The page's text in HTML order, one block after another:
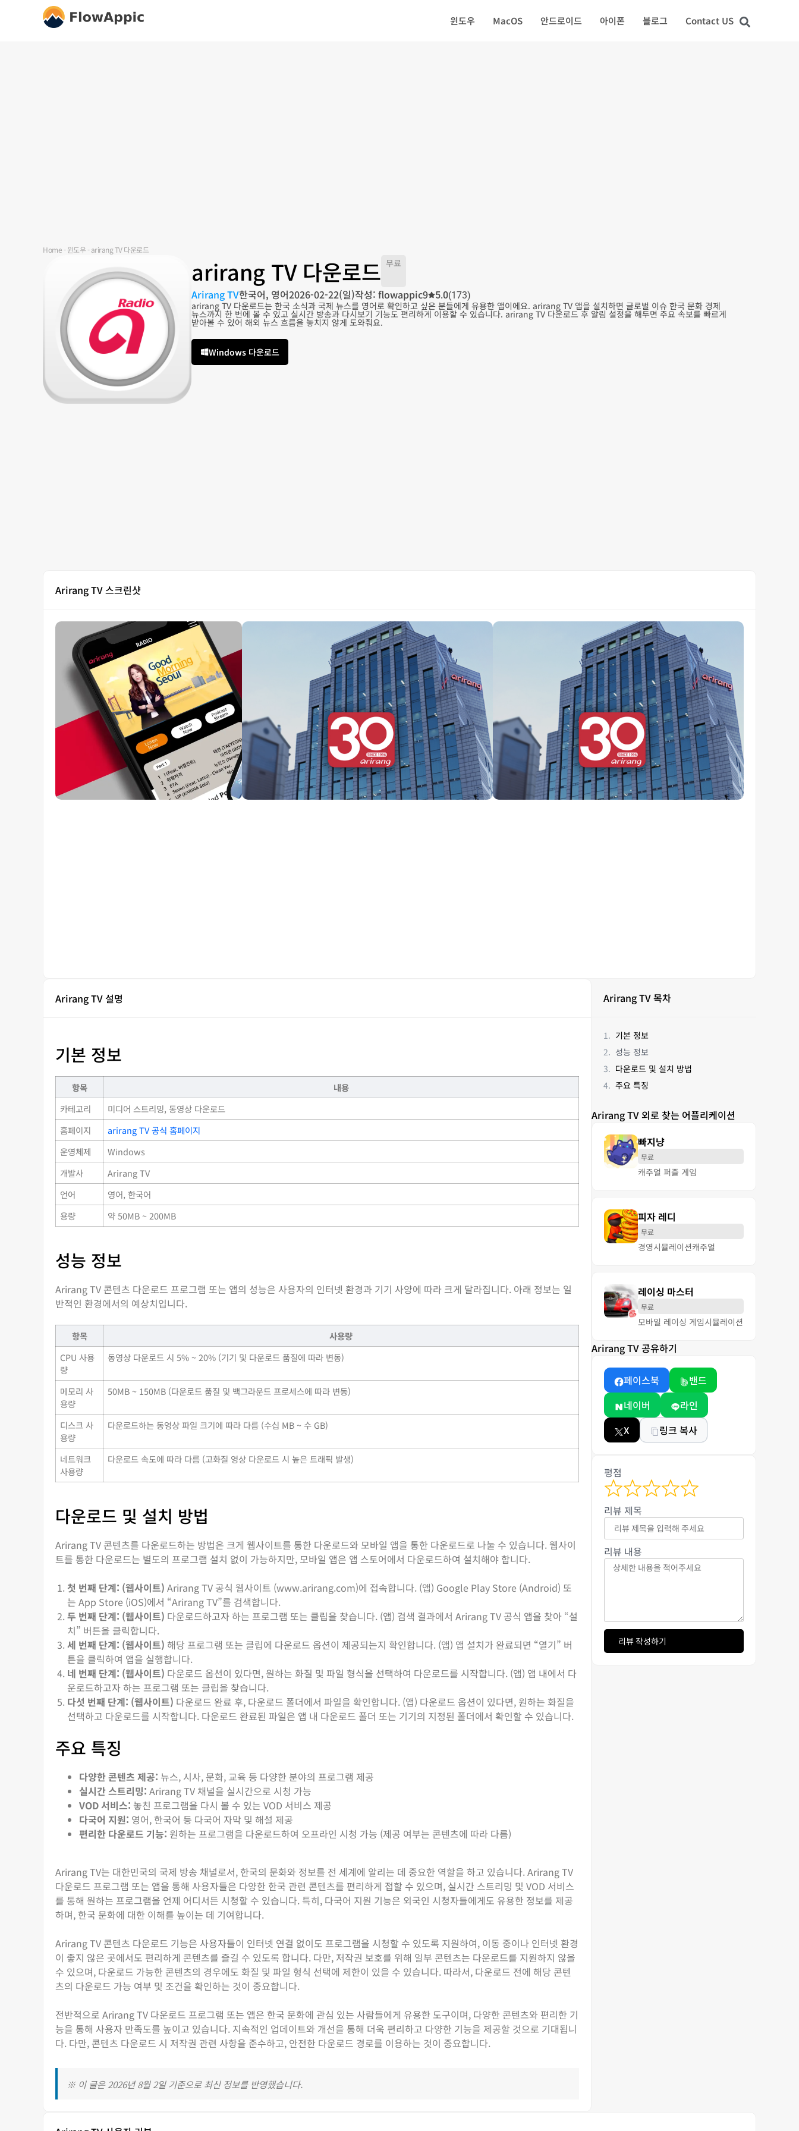
윈도우 MacOS 안드로이드 아이폰 블로그 Contact US
Home-윈도우-arirang TV 다운로드
arirang TV 다운로드 무료
Arirang TV한국어, 영어2026-02-22(일)작성: flowappic9 5.0(173)
arirang TV 다운로드는 한국 소식과 국제 뉴스를 영어로 확인하고 싶은 분들에게 유용한 앱이에요. arirang TV 앱을 설치하면 글로벌 이슈 한국 문화 경제
뉴스까지 한 번에 볼 수 있고 실시간 방송과 다시보기 기능도 편리하게 이용할 수 있습니다. arirang TV 다운로드 후 알림 설정을 해두면 주요 속보를 빠르게
받아볼 수 있어 해외 뉴스 흐름을 놓치지 않게 도와줘요.
Windows 다운로드
Arirang TV 스크린샷
Arirang TV 설명
기본 정보
항목
내용
카테고리
미디어 스트리밍, 동영상 다운로드
홈페이지
arirang TV 공식 홈페이지
운영체제
Windows
개발사
Arirang TV
언어
영어, 한국어
용량
약 50MB ~ 200MB
성능 정보
Arirang TV 콘텐츠 다운로드 프로그램 또는 앱의 성능은 사용자의 인터넷 환경과 기기 사양에 따라 크게 달라집니다. 아래 정보는 일
반적인 환경에서의 예상치입니다.
항목
사용량
CPU 사용
량
동영상 다운로드 시 5% ~ 20% (기기 및 다운로드 품질에 따라 변동)
메모리 사
용량
50MB ~ 150MB (다운로드 품질 및 백그라운드 프로세스에 따라 변동)
디스크 사
용량
다운로드하는 동영상 파일 크기에 따라 다름 (수십 MB ~ 수 GB)
네트워크
사용량
다운로드 속도에 따라 다름 (고화질 영상 다운로드 시 높은 트래픽 발생)
다운로드 및 설치 방법
Arirang TV 콘텐츠를 다운로드하는 방법은 크게 웹사이트를 통한 다운로드와 모바일 앱을 통한 다운로드로 나눌 수 있습니다. 웹사이
트를 통한 다운로드는 별도의 프로그램 설치 없이 가능하지만, 모바일 앱은 앱 스토어에서 다운로드하여 설치해야 합니다.
첫 번째 단계: (웹사이트) Arirang TV 공식 웹사이트 (www.arirang.com)에 접속합니다. (앱) Google Play Store (Android) 또
는 App Store (iOS)에서 “Arirang TV”를 검색합니다.
두 번째 단계: (웹사이트) 다운로드하고자 하는 프로그램 또는 클립을 찾습니다. (앱) 검색 결과에서 Arirang TV 공식 앱을 찾아 “설
치” 버튼을 클릭합니다.
세 번째 단계: (웹사이트) 해당 프로그램 또는 클립에 다운로드 옵션이 제공되는지 확인합니다. (앱) 앱 설치가 완료되면 “열기” 버
튼을 클릭하여 앱을 실행합니다.
네 번째 단계: (웹사이트) 다운로드 옵션이 있다면, 원하는 화질 및 파일 형식을 선택하여 다운로드를 시작합니다. (앱) 앱 내에서 다
운로드하고자 하는 프로그램 또는 클립을 찾습니다.
다섯 번째 단계: (웹사이트) 다운로드 완료 후, 다운로드 폴더에서 파일을 확인합니다. (앱) 다운로드 옵션이 있다면, 원하는 화질을
선택하고 다운로드를 시작합니다. 다운로드 완료된 파일은 앱 내 다운로드 폴더 또는 기기의 지정된 폴더에서 확인할 수 있습니다.
주요 특징
다양한 콘텐츠 제공: 뉴스, 시사, 문화, 교육 등 다양한 분야의 프로그램 제공
실시간 스트리밍: Arirang TV 채널을 실시간으로 시청 가능
VOD 서비스: 놓친 프로그램을 다시 볼 수 있는 VOD 서비스 제공
다국어 지원: 영어, 한국어 등 다국어 자막 및 해설 제공
편리한 다운로드 기능: 원하는 프로그램을 다운로드하여 오프라인 시청 가능 (제공 여부는 콘텐츠에 따라 다름)
Arirang TV는 대한민국의 국제 방송 채널로서, 한국의 문화와 정보를 전 세계에 알리는 데 중요한 역할을 하고 있습니다. Arirang TV
다운로드 프로그램 또는 앱을 통해 사용자들은 다양한 한국 관련 콘텐츠를 편리하게 접할 수 있으며, 실시간 스트리밍 및 VOD 서비스
를 통해 원하는 프로그램을 언제 어디서든 시청할 수 있습니다. 특히, 다국어 지원 기능은 외국인 시청자들에게도 유용한 정보를 제공
하며, 한국 문화에 대한 이해를 높이는 데 기여합니다.
Arirang TV 콘텐츠 다운로드 기능은 사용자들이 인터넷 연결 없이도 프로그램을 시청할 수 있도록 지원하여, 이동 중이나 인터넷 환경
이 좋지 않은 곳에서도 편리하게 콘텐츠를 즐길 수 있도록 합니다. 다만, 저작권 보호를 위해 일부 콘텐츠는 다운로드를 지원하지 않을
수 있으며, 다운로드 가능한 콘텐츠의 경우에도 화질 및 파일 형식 선택에 제한이 있을 수 있습니다. 따라서, 다운로드 전에 해당 콘텐
츠의 다운로드 가능 여부 및 조건을 확인하는 것이 중요합니다.
전반적으로 Arirang TV 다운로드 프로그램 또는 앱은 한국 문화에 관심 있는 사람들에게 유용한 도구이며, 다양한 콘텐츠와 편리한 기
능을 통해 사용자 만족도를 높이고 있습니다. 지속적인 업데이트와 개선을 통해 더욱 편리하고 다양한 기능을 제공할 것으로 기대됩니
다. 다만, 콘텐츠 다운로드 시 저작권 관련 사항을 준수하고, 안전한 다운로드 경로를 이용하는 것이 중요합니다.
※ 이 글은 2026년 8월 2일 기준으로 최신 정보를 반영했습니다.
Arirang TV 목차
기본 정보
성능 정보
다운로드 및 설치 방법
주요 특징
Arirang TV 외로 찾는 어플리케이션
빠지냥
무료
캐주얼 퍼즐 게임
피자 레디
무료
경영시뮬레이션캐주얼
레이싱 마스터
무료
모바일 레이싱 게임시뮬레이션
Arirang TV 공유하기
페이스북
밴드
네이버
라인
X
링크 복사
평점
리뷰 제목
리뷰 내용
리뷰 작성하기